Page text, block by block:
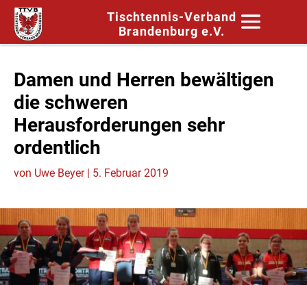
Tischtennis-Verband
Brandenburg e.V.
Damen und Herren bewältigen
die schweren
Herausforderungen sehr
ordentlich
von Uwe Beyer| 5. Februar 2019